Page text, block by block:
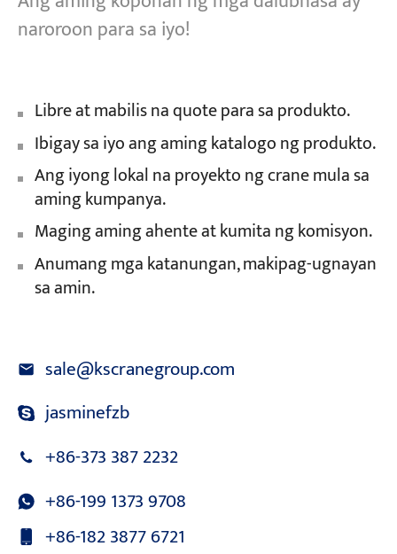
naroroon para sa iyo!
Libre at mabilis na quote para sa produkto.
Ibigay sa iyo ang aming katalogo ng produkto.
Ang iyong lokal na proyekto ng crane mula sa
aming kumpanya.
Maging aming ahente at kumita ng komisyon.
Anumang mga katanungan, makipag-ugnayan
sa amin.
sale@kscranegroup.com
jasminefzb
+86-373 387 2232
+86-199 1373 9708
+86-182 3877 6721